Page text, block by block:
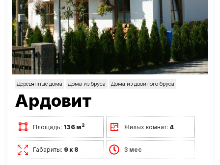
Деревянные дома Дома из бруса Дома из двойного бруса
Ардовит
Площадь: 136 м2 Жилых комнат: 4
Габариты: 9 х 8 3 мес